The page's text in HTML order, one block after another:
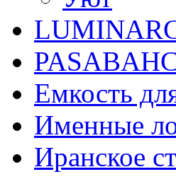
Емкость
Именные
Иранское